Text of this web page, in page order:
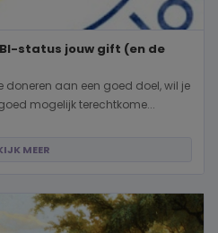
status jouw gift (en de
doneren aan een goed doel, wil je
mogelijk terechtkome...
MEER